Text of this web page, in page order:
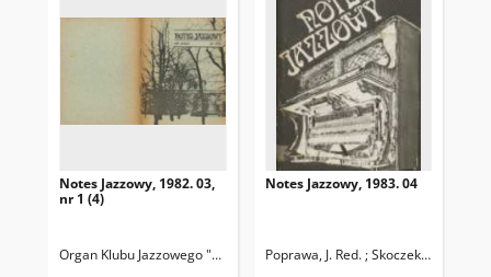
Notes Jazzowy, 1982. 03,
nr 1 (4)
Organ Klubu Jazzowego "Rotunda" Skoczek, T. Red.
Notes Jazzowy, 1983. 04
Poprawa, J. Red. ; Skoczek T. Red.